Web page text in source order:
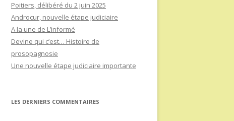
Poitiers, délibéré du 2 juin 2025
Androcur, nouvelle étape judiciaire
A la une de L’informé
Devine qui c’est… Histoire de
prosopagnosie
Une nouvelle étape judiciaire importante
LES DERNIERS COMMENTAIRES